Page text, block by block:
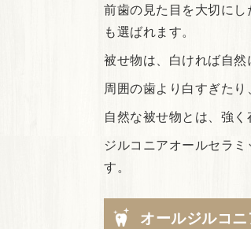
前歯の見た目を大切に
も選ばれます。
被せ物は、白ければ自然
周囲の歯より白すぎた
自然な被せ物とは、強
ジルコニアオールセラ
す。
オールジルコニ